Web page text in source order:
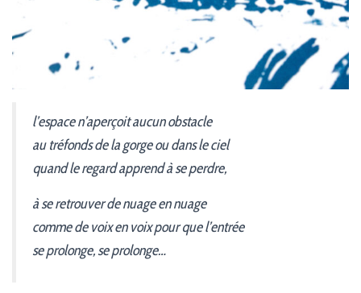
l’espace n’aperçoit aucun obstacle
au tréfonds de la gorge ou dans le ciel
quand le regard apprend à se perdre,
à se retrouver de nuage en nuage
comme de voix en voix pour que l’entrée
se prolonge, se prolonge…